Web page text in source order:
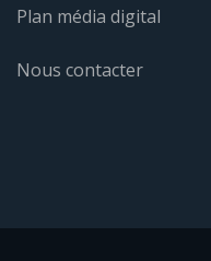
Plan média digital
Nous contacter